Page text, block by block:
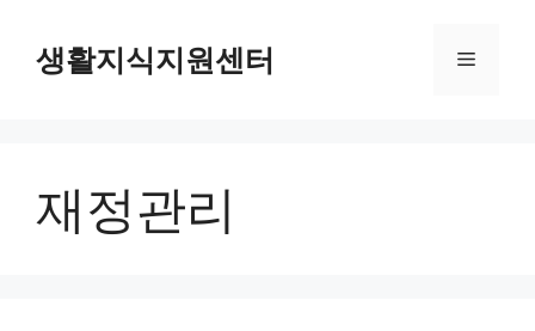
content생활지식지원센터 Menu
재정관리